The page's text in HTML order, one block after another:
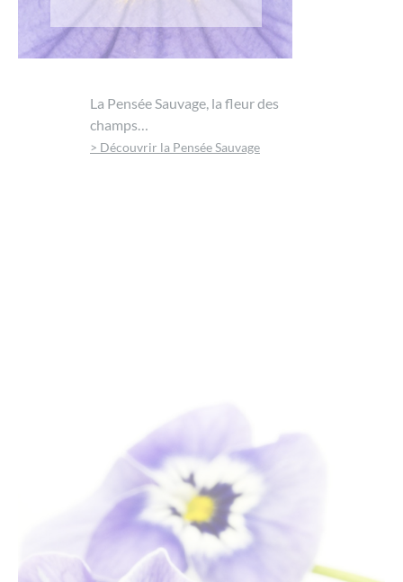
La Pensée Sauvage, la fleur des
champs…
> Découvrir la Pensée Sauvage